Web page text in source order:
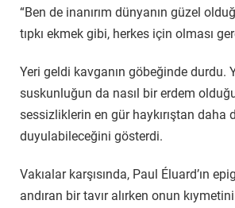
“Ben de inanırım dünyanın güzel
tıpkı ekmek gibi, herkes için olması
Yeri geldi kavganın göbeğinde durdu.
suskunluğun da nasıl bir erdem
sessizliklerin en gür haykırıştan daha
duyulabileceğini gösterdi.
Vakıalar karşısında, Paul Éluard’ın
andıran bir tavır alırken onun